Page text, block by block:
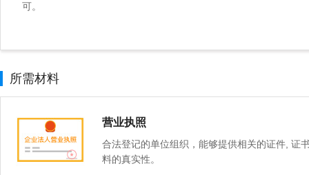
可。
所需材料
营业执照
合法登记的单位组织，能够提供相关的证件, 证
料的真实性。